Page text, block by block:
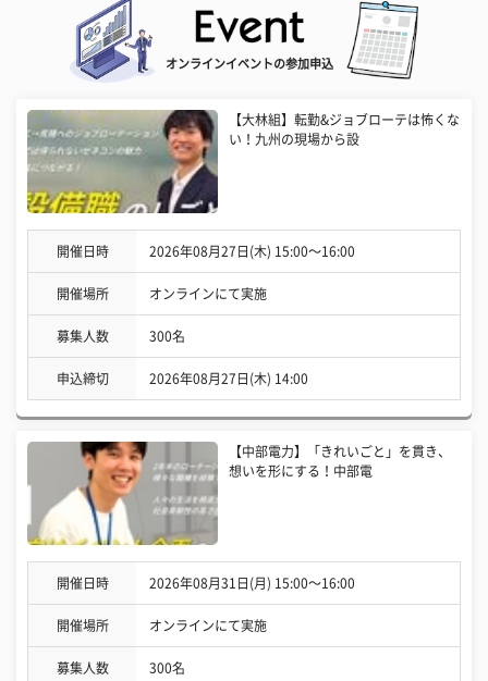
オンラインイベントの参加申込
【大林組】転勤&ジョブローテは怖くな
い！九州の現場から設
開催日時 2026年08月27日(木) 15:00〜16:00
開催場所 オンラインにて実施
募集人数 300名
申込締切 2026年08月27日(木) 14:00
【中部電力】「きれいごと」を貫き、
想いを形にする！中部電
開催日時 2026年08月31日(月) 15:00〜16:00
開催場所 オンラインにて実施
募集人数 300名